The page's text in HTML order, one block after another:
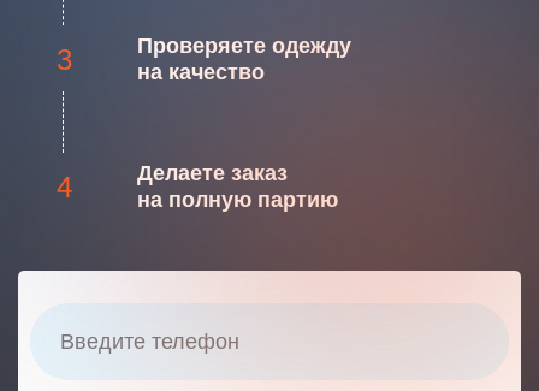
3
Проверяете одежду
на качество
4
Делаете заказ
на полную партию